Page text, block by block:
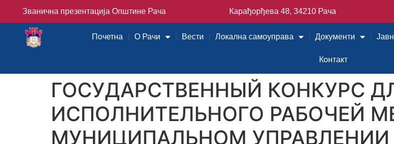
Званична презентација Општине Рача Карађорђева 48, 34210 Рача
Почетна О Рачи Вести Локална самоуправа Документи
Контакт
ГОСУДАРСТВЕННЫЙ КОНКУРС
ИСПОЛНИТЕЛЬНОГО РАБОЧЕЙ
МУНИЦИПАЛЬНОМ